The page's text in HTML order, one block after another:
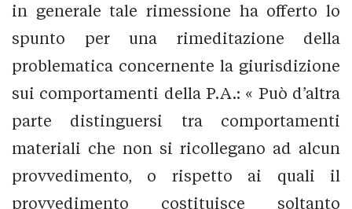
in generale tale rimessione ha offerto lo
spunto per una rimeditazione della
problematica concernente la giurisdizione
sui comportamenti della P.A.: « Può d’altra
parte distinguersi tra comportamenti
materiali che non si ricollegano ad alcun
provvedimento, o rispetto ai quali il
provvedimento costituisce soltanto